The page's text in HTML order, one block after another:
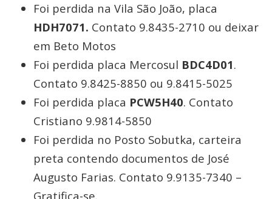
Foi perdida na Vila São João, placa
HDH7071. Contato 9.8435-2710 ou deixar
em Beto Motos
Foi perdida placa Mercosul BDC4D01.
Contato 9.8425-8850 ou 9.8415-5025
Foi perdida placa PCW5H40. Contato
Cristiano 9.9814-5850
Foi perdida no Posto Sobutka, carteira
preta contendo documentos de José
Augusto Farias. Contato 9.9135-7340 –
Gratifica-se.